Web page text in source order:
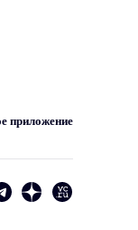
приложение